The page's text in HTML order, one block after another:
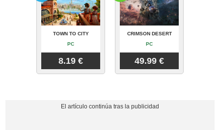
TOWN TO CITY
PC
8.19 €
CRIMSON DESERT
PC
49.99 €